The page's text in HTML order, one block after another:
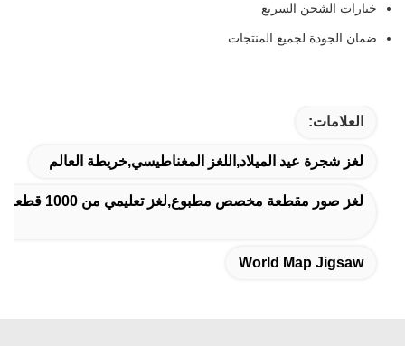
خيارات الشحن السريع
ضمان الجودة لجميع المنتجات
العلامات:
لغز شجرة عيد الميلاد,اللغز المغناطيسي,خريطة العالم
لغز صور مقطعة مخصص مطبوع,لغز تعليمي من 1000 قطعة,لغز صور مقطعة مخصص للتعلم
World Map Jigsaw